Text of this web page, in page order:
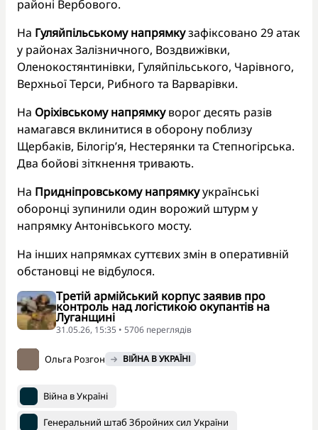
районі Вербового.
На Гуляйпільському напрямкузафіксовано 29 атак
у районах Залізничного, Воздвижівки,
Оленокостянтинівки, Гуляйпільського, Чарівного,
Верхньої Терси, Рибного та Варварівки.
На Оріхівському напрямкуворог десять разів
намагався вклинитися в оборону поблизу
Щербаків, Білогір’я, Нестерянки та Степногірська.
Два бойові зіткнення тривають.
На Придніпровському напрямкуукраїнські
оборонці зупинили один ворожий штурм у
напрямку Антонівського мосту.
На інших напрямках суттєвих змін в оперативній
обстановці не відбулося.
Третій армійський корпус заявив про
контроль над логістикою окупантів на
Луганщині
31.05.26, 15:35 • 5706 переглядiв
Ольга Розгон ВІЙНА В УКРАЇНІ
Війна в Україні
Генеральний штаб Збройних сил України